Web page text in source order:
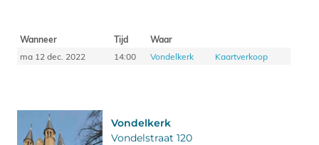
Wanneer Tijd
Waar
ma 12 dec. 2022
14:00 Vondelkerk Kaartverkoop
Vondelkerk
Vondelstraat 120